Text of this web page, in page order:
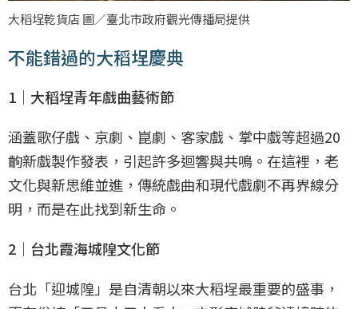
大稻埕乾貨店 圖／臺北市政府觀光傳播局提供
不能錯過的大稻埕慶典
1｜大稻埕青年戲曲藝術節
涵蓋歌仔戲、京劇、崑劇、客家戲、掌中戲等超過20
齣新戲製作發表，引起許多迴響與共鳴。在這裡，老
文化與新思維並進，傳統戲曲和現代戲劇不再界線分
明，而是在此找到新生命。
2｜台北霞海城隍文化節
台北「迎城隍」是自清朝以來大稻埕最重要的盛事，